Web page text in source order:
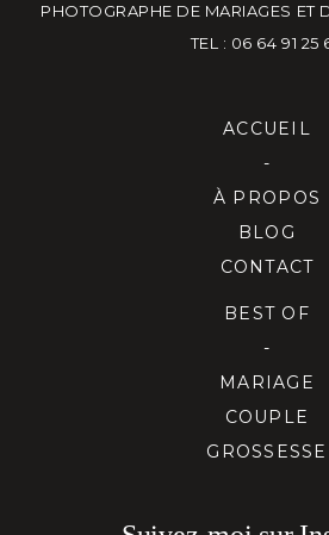
PHOTOGRAPHE DE MARIAGES ET
TEL : 06 64 91 25
ACCUEIL
-
À PROPOS
BLOG
CONTACT
BEST OF
-
MARIAGE
COUPLE
GROSSESSE